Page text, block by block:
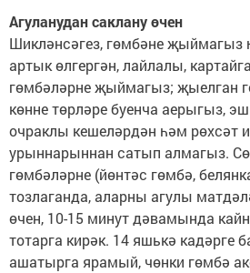
Агуланудан саклану өчен
Шикләнсәгез, гөмбәне
артык өлгергән, лайлалы,
гөмбәләрне җыймагыз; җыелган
көнне төрләре буенча аерыгыз,
очраклы кешеләрдән һәм рөхсәт
урыннарыннан сатып алмагыз.
гөмбәләрне (йөнтәс гөмбә,
тозлаганда, аларны агулы
өчен, 10-15 минут дәвамында
тотарга кирәк. 14 яшькә кадәрге
ашатырга ярамый, чөнки гөмбә